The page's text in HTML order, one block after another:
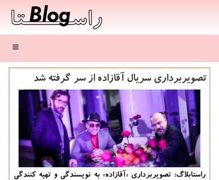
منو
تصویربرداری سریال آقازاده از سر گرفته شد
راستابلاگ: تصویربرداری «آقازاده» به نویسندگی و تهیه كنندگی